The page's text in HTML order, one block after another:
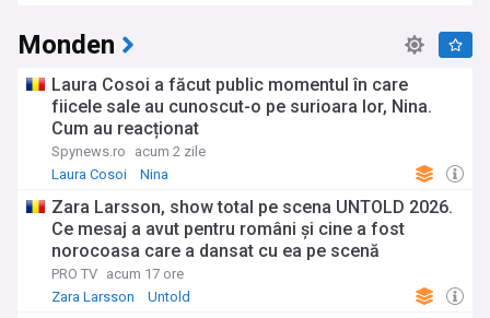
Monden
Laura Cosoi a făcut public momentul în care
fiicele sale au cunoscut-o pe surioara lor, Nina.
Cum au reacționat
Spynews.ro
acum 2 zile
Laura Cosoi
Nina
Zara Larsson, show total pe scena UNTOLD 2026.
Ce mesaj a avut pentru români și cine a fost
norocoasa care a dansat cu ea pe scenă
PRO TV acum 17 ore
Zara Larsson
Untold